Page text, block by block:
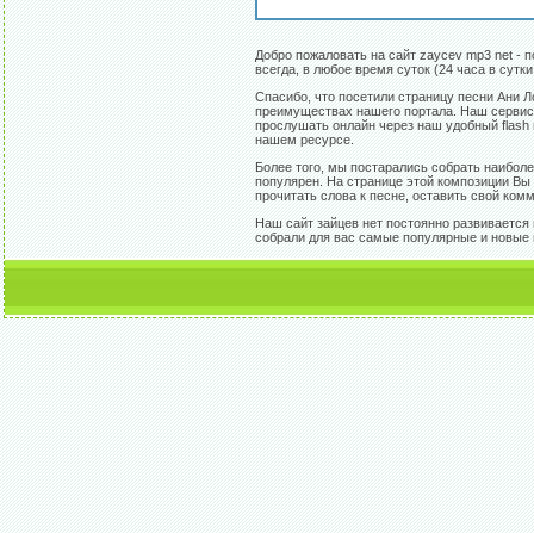
Добро пожаловать на сайт zaycev mp3 net -
всегда, в любое время суток (24 часа в
Спасибо, что посетили страницу песни Ани
преимуществах нашего портала. Наш
прослушать онлайн через наш удобный flash
нашем ресурсе.
Более того, мы постарались собрать
популярен. На странице этой композиции
прочитать слова к песне, оставить свой
Наш сайт зайцев нет постоянно
собрали для вас самые популярные и